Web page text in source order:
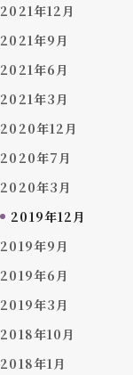
2021年12月
2021年9月
2021年6月
2021年3月
2020年12月
2020年7月
2020年3月
2019年12月
2019年9月
2019年6月
2019年3月
2018年10月
2018年1月